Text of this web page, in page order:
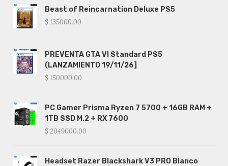
Beast of Reincarnation Deluxe PS5
$ 135000.00
PREVENTA GTA VI Standard PS5
(LANZAMIENTO 19/11/26]
$ 150000.00
PC Gamer Prisma Ryzen 7 5700 + 16GB RAM +
1TB SSD M.2 + RX 7600
$ 2049000.00
Headset Razer Blackshark V3 PRO Blanco